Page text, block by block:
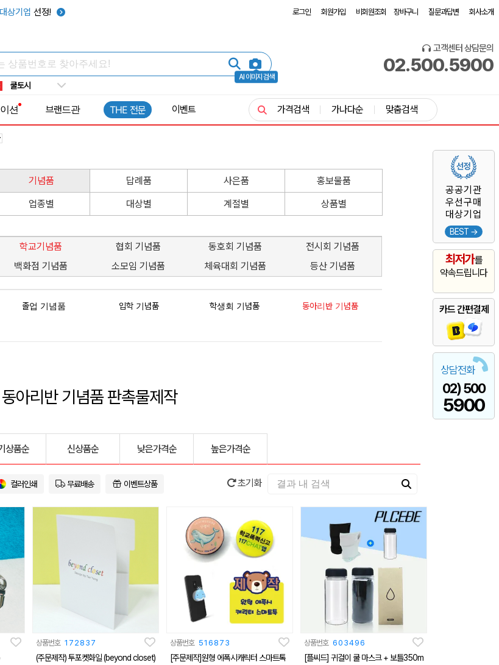
상기업 선정! 로그인 회원가입 비회원조회 장바구니 질문과답변 회사소개
AI 이미지 검색
키캡
쿨토시
넥쿨러
타포린가방
고객센터 상담문의
02.500.5900
공공기관
우선구매
대상기업
BEST →
최저가를
약속드립니다
카드 간편결제
상담전화
02) 500
5900
션 브랜드관 THE 전문 이벤트 가격검색 가나다순 맞춤검색
기념품 답례품 사은품
홍보물품
업종별 대상별 계절별 상품별
학교기념품 협회 기념품 동호회 기념품
전시회 기념품
백화점 기념품 소모임 기념품 체육대회 기념품 등산 기념품
졸업 기념품 입학 기념품 학생회 기념품
동아리반 기념품
동아리반 기념품 판촉물제작
상품순 신상품순 낮은가격순 높은가격순
컬러인쇄 무료배송 이벤트상품 초기화
상품번호 172837
(주문제작) 투포켓화일 (beyond closet)
상품번호 516873
[주문제작]원형 에폭시캐릭터 스마트톡
상품번호 603496
[플씨드] 귀걸이 쿨 마스크 + 보틀350m